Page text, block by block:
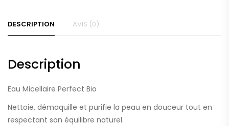
DESCRIPTION AVIS (0)
Description
Eau Micellaire Perfect Bio
Nettoie, démaquille et purifie la peau en douceur tout en
respectant son équilibre naturel.